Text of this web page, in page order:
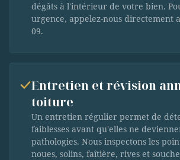
dégâts à l'intérieur de votre bien.
urgence, appelez-nous directement
09.
Entretien et révision
toiture
Un entretien régulier permet de
faiblesses avant qu'elles ne
pathologies. Nous inspectons les
noues, solins, faîtière, rives et